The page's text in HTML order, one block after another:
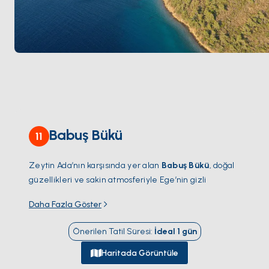
11 Babuş Bükü
Zeytin Ada’nın karşısında yer alan Babuş Bükü, doğal
güzellikleri ve sakin atmosferiyle Ege’nin gizli
doğuya doğru açılan geniş koy, Küfre Koyu ve Uzun
Liman arasında yer alır. Çam ormanlarıyla çevrili dik
yamaçları ve meltem rüzgarlarına karşı korunaklı
yapısı, burayı hem yatçılar hem de doğaseverler için
ideal bir destinasyon haline getirir.
Daha Fazla Göster
Önerilen Tatil Süresi: İdeal 1 gün
Haritada Görüntüle